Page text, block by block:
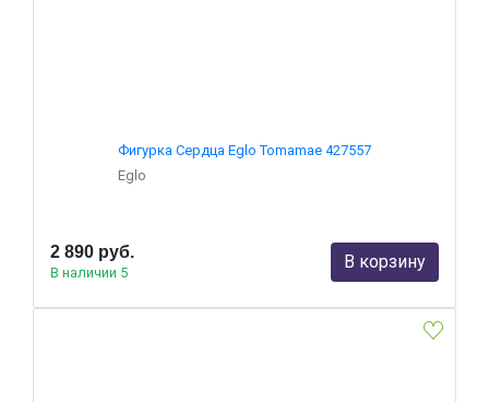
Фигурка Сердца Eglo Tomamae 427557
Eglo
2 890 руб.
В наличии 5
В корзину